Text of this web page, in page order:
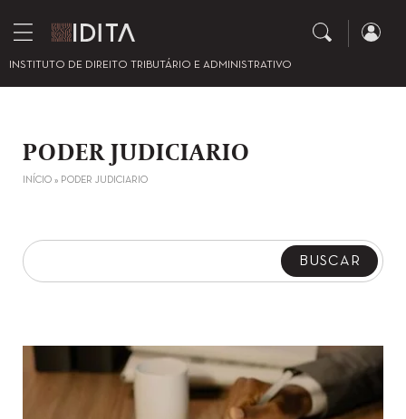
INSTITUTO DE DIREITO TRIBUTÁRIO E ADMINISTRATIVO
PODER JUDICIARIO
INÍCIO » PODER JUDICIARIO